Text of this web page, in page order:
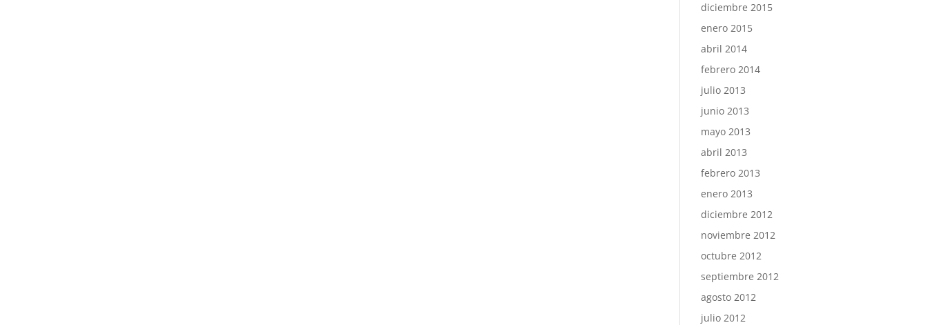
diciembre 2015
enero 2015
abril 2014
febrero 2014
julio 2013
junio 2013
mayo 2013
abril 2013
febrero 2013
enero 2013
diciembre 2012
noviembre 2012
octubre 2012
septiembre 2012
agosto 2012
julio 2012